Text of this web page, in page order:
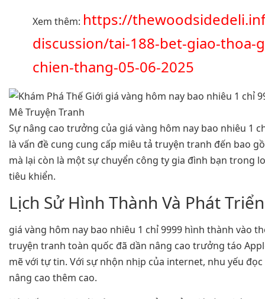
Xem thêm: https://
discussion/tai-188-bet-giao-thoa-
chien-thang-05-06-2025
Sự nâng cao trưởng của giá vàng hôm nay bao nhiêu 1
là vấn đề cung cung cấp miêu tả truyện tranh đến bao
mà lại còn là một sự chuyển công ty gia đình bạn trong
tiêu khiển.
Lịch Sử Hình Thành Và Phát Triển
giá vàng hôm nay bao nhiêu 1 chỉ 9999 hình thành vào
truyện tranh toàn quốc đã dần nâng cao trưởng táo
mẽ với tự tin. Với sự nhộn nhịp của internet, nhu yếu
nâng cao thêm cao.